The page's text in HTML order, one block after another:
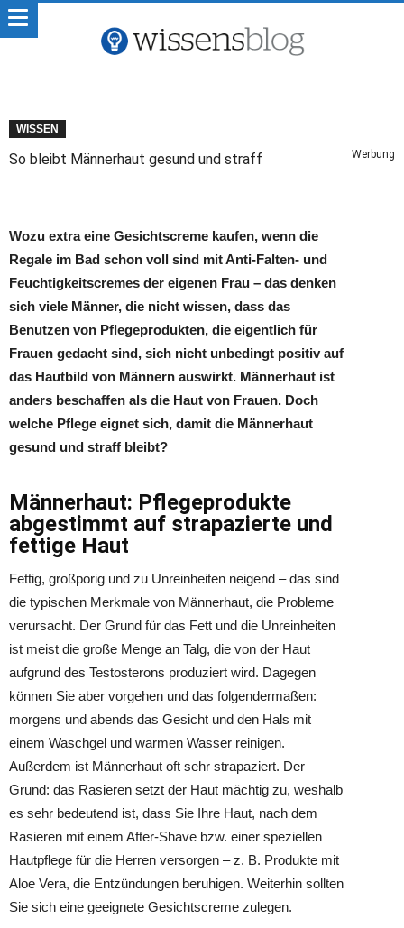
WISSEN
So bleibt Männerhaut gesund und straff Werbung
Wozu extra eine Gesichtscreme kaufen, wenn die
Regale im Bad schon voll sind mit Anti-Falten- und
Feuchtigkeitscremes der eigenen Frau – das denken
sich viele Männer, die nicht wissen, dass das
Benutzen von Pflegeprodukten, die eigentlich für
Frauen gedacht sind, sich nicht unbedingt positiv auf
das Hautbild von Männern auswirkt. Männerhaut ist
anders beschaffen als die Haut von Frauen. Doch
welche Pflege eignet sich, damit die Männerhaut
gesund und straff bleibt?
Männerhaut: Pflegeprodukte
abgestimmt auf strapazierte und
fettige Haut
Fettig, großporig und zu Unreinheiten neigend – das sind
die typischen Merkmale von Männerhaut, die Probleme
verursacht. Der Grund für das Fett und die Unreinheiten
ist meist die große Menge an Talg, die von der Haut
aufgrund des Testosterons produziert wird. Dagegen
können Sie aber vorgehen und das folgendermaßen:
morgens und abends das Gesicht und den Hals mit
einem Waschgel und warmen Wasser reinigen.
Außerdem ist Männerhaut oft sehr strapaziert. Der
Grund: das Rasieren setzt der Haut mächtig zu, weshalb
es sehr bedeutend ist, dass Sie Ihre Haut, nach dem
Rasieren mit einem After-Shave bzw. einer speziellen
Hautpflege für die Herren versorgen – z. B. Produkte mit
Aloe Vera, die Entzündungen beruhigen. Weiterhin sollten
Sie sich eine geeignete Gesichtscreme zulegen.